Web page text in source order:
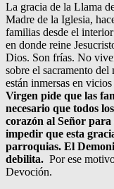
La gracia de la Llama
Madre de la Iglesia,
familias desde el
en donde reine
Dios. Son frías. No
sobre el sacramento
están inmersas en
Virgen pide que las
necesario que todos
corazón al Señor
impedir que esta
parroquias. El
debilita. Por ese
Devoción.